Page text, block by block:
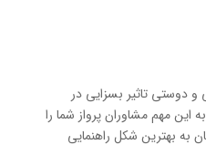
و دوستی تاثیر بسزایی در
این مهم مشاوران پرواز شما را
به بهترین شکل راهنمایی